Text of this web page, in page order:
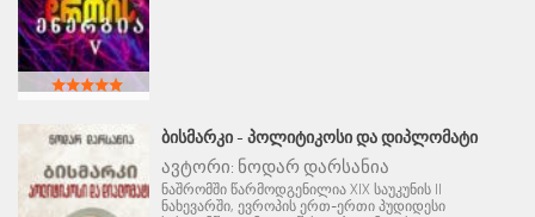
ᲑᲘᲡᲛᲐᲠᲙᲘ - ᲞᲝᲚᲘᲢᲘᲙᲝᲡᲘ ᲓᲐ ᲓᲘᲞᲚᲝᲛᲐᲢᲘ
ავტორი: ნოდარ დარსანია
ნაშრომში წარმოდგენილია XIX საუკუნის II
ნახევარში, ევროპის ერთ-ერთი პუდიდესი